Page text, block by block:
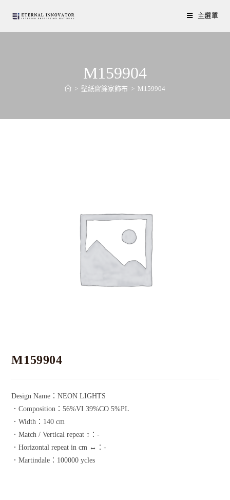
主選單
M159904
> 壁紙窗簾家飾布 > M159904
M159904
Design Name：NEON LIGHTS
．Composition：56%VI 39%CO 5%PL
．Width：140 cm
．Match / Vertical repeat ↕：-
．Horizontal repeat in cm ↔：-
．Martindale：100000 ycles